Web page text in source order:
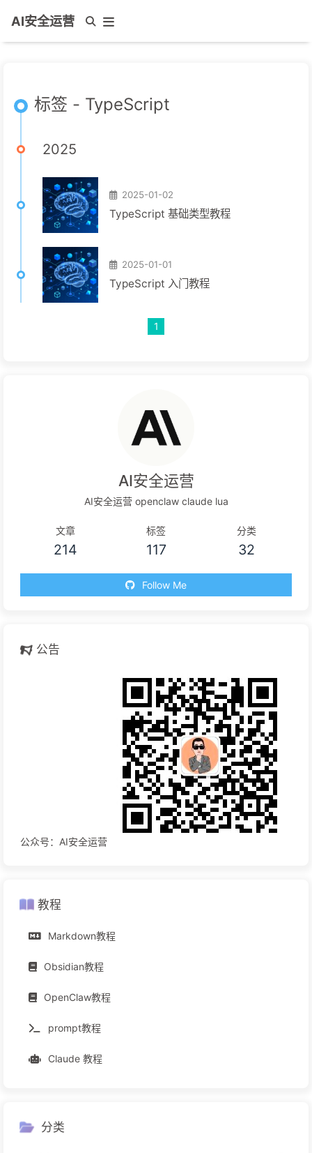
AI安全运营
标签 - TypeScript
2025
2025-01-02
TypeScript 基础类型教程
2025-01-01
TypeScript 入门教程
1
AI安全运营
AI安全运营 openclaw claude lua
文章
214
标签
117
分类
32
Follow Me
公告
公众号：AI安全运营
教程
Markdown教程
Obsidian教程
OpenClaw教程
prompt教程
Claude 教程
分类